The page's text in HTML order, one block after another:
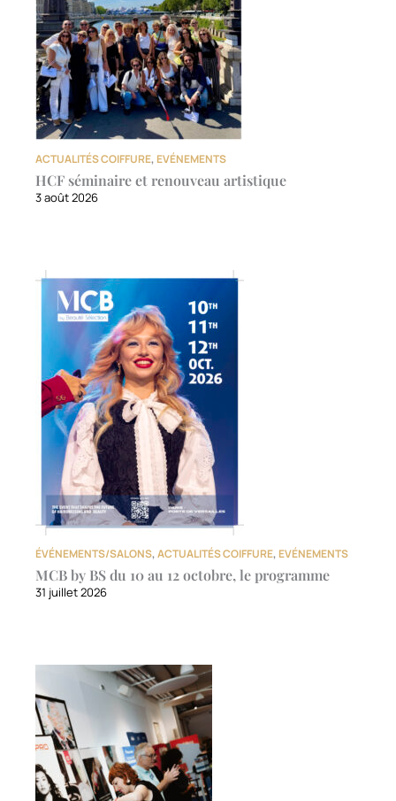
ACTUALITÉS COIFFURE, EVÉNEMENTS
HCF séminaire et renouveau artistique
3 août 2026
ÉVÉNEMENTS/SALONS,ACTUALITÉS COIFFURE, EVÉNEMENTS
MCB by BS du 10 au 12 octobre, le programme
31 juillet 2026